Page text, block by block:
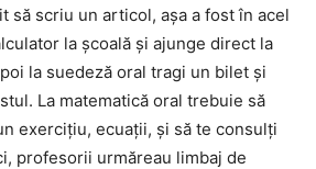
să scriu un articol, așa a fost în acel
la școală și ajunge direct la
la suedeză oral tragi un bilet și
La matematică oral trebuie să
exercițiu, ecuații, și să te consulți
profesorii urmăreau limbaj de